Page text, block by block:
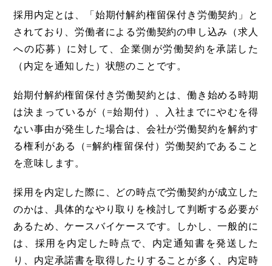
採用内定とは、「始期付解約権留保付き労働契約」と
されており、労働者による労働契約の申し込み（求人
への応募）に対して、企業側が労働契約を承諾した
（内定を通知した）状態のことです。
始期付解約権留保付き労働契約とは、働き始める時期
は決まっているが（=始期付）、入社までにやむを得
ない事由が発生した場合は、会社が労働契約を解約す
る権利がある（=解約権留保付）労働契約であること
を意味します。
採用を内定した際に、どの時点で労働契約が成立した
のかは、具体的なやり取りを検討して判断する必要が
あるため、ケースバイケースです。しかし、一般的に
は、採用を内定した時点で、内定通知書を発送した
り、内定承諾書を取得したりすることが多く、内定時